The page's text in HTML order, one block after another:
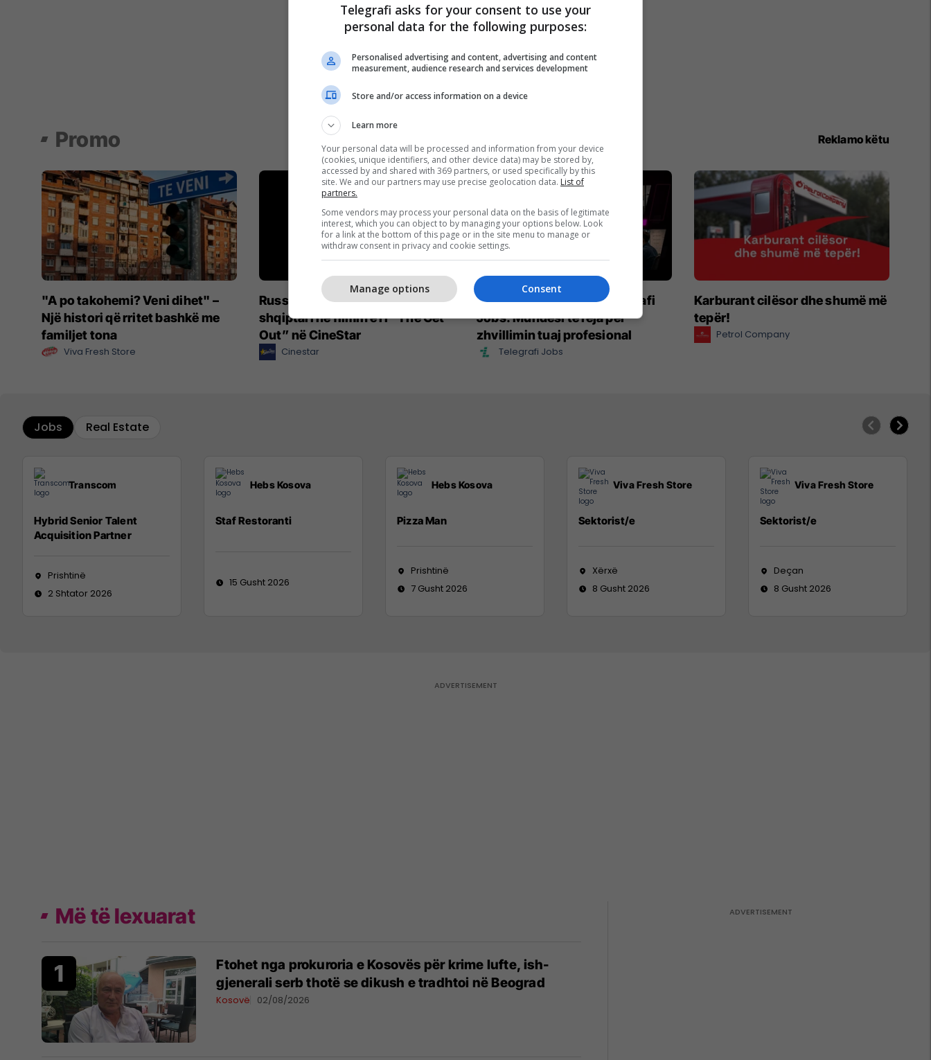
Promo Reklamo këtu
"A po takohemi? Veni dihet" –
Një histori që rritet bashkë me
familjet tona
Viva Fresh Store
Russell Crowe në rolin e një
shqiptari në filmin e ri “The Get
Out” në CineStar
Cinestar
Konkurset e javës në Telegrafi
Jobs: Mundësi të reja për
zhvillimin tuaj profesional
Telegrafi Jobs
Karburant cilësor dhe shumë më
tepër!
Petrol Company
Jobs Real Estate
Transcom
Hybrid Senior Talent
Acquisition Partner
Prishtinë
2 Shtator 2026
Hebs Kosova
Staf Restoranti
15 Gusht 2026
Hebs Kosova
Pizza Man
Prishtinë
7 Gusht 2026
Viva Fresh Store
Sektorist/e
Xërxë
8 Gusht 2026
Viva Fresh Store
Sektorist/e
Deçan
8 Gusht 2026
Më të lexuarat
Ftohet nga prokuroria e Kosovës për krime lufte, ish-
gjenerali serb thotë se dikush e tradhtoi në Beograd
Kosovë 02/08/2026
Telegrafi asks for your consent to use your
personal data for the following purposes:
Personalised advertising and content, advertising and content
measurement, audience research and services development
Store and/or access information on a device
Learn more
Your personal data will be processed and information from your device
(cookies, unique identifiers, and other device data) may be stored by,
accessed by and shared with 369 partners, or used specifically by this
site. We and our partners may use precise geolocation data. List of
partners.
Some vendors may process your personal data on the basis of legitimate
interest, which you can object to by managing your options below. Look
for a link at the bottom of this page or in the site menu to manage or
withdraw consent in privacy and cookie settings.
Consent
Manage options